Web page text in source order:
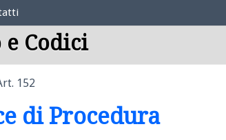
e Codici
152
di Procedura